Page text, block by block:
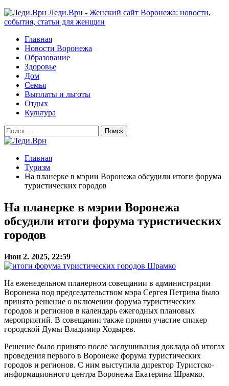
Леди.Врн - Женский сайт Воронежа: новости,
события, статьи для женщин
Главная
Новости Воронежа
Образование
Здоровье
Дом
Семья
Выплаты и льготы
Отдых
Культура
Главная
Туризм
На планерке в мэрии Воронежа обсудили итоги форума
туристических городов
На планерке в мэрии Воронежа
обсудили итоги форума туристических
городов
Июн 2. 2025, 22:59
На еженедельном планерном совещании в администрации
Воронежа под председательством мэра Сергея Петрина было
принято решение о включении форума туристических
городов и регионов в календарь ежегодных плановых
мероприятий. В совещании также принял участие спикер
городской Думы Владимир Ходырев.
Решение было принято после заслушивания доклада об итогах
проведения первого в Воронеже форума туристических
городов и регионов. С ним выступила директор Туристско-
информационного центра Воронежа Екатерина Шрамко.